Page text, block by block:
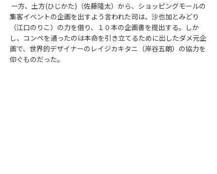
一方、土方(ひじかた)（佐藤隆太）から、ショッピングモールの
集客イベントの企画を出すよう言われた司は、沙也加とみどり
（江口のりこ）の力を借り、１０本の企画書を提出する。しか
し、コンペを通ったのは本命を引き立てるために出したダメ元企
画で、世界的デザイナーのレイジカキタニ（岸谷五朗）の協力を
仰ぐものだった。